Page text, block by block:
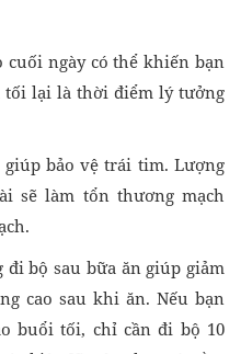
cuối ngày có thể khiến bạn
tối lại là thời điểm lý tưởng
bảo vệ trái tim. Lượng
sẽ làm tổn thương mạch
bộ sau bữa ăn giúp giảm
cao sau khi ăn. Nếu bạn
buổi tối, chỉ cần đi bộ 10